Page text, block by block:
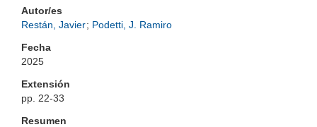
Autor/es
Restán, Javier; Podetti, J. Ramiro
Fecha
2025
Extensión
pp. 22-33
Resumen